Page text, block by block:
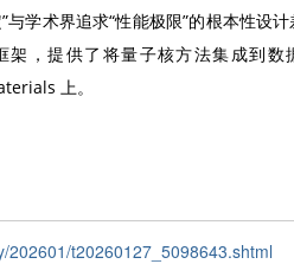
与学术界追求“性能极限”的根本性
架，提供了将量子核方法集成到
上。
202601/t20260127_5098643.shtml